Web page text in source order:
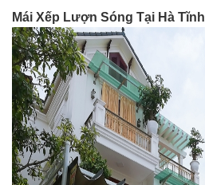
Mái Xếp Lượn Sóng Tại Hà Tĩnh